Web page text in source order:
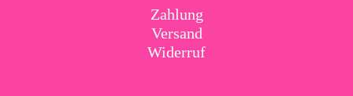
Zahlung
Versand
Widerruf